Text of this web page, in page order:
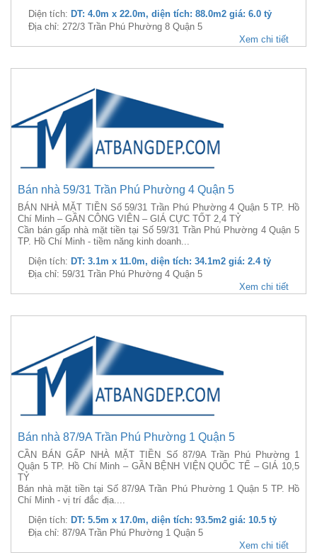
Diện tích: DT: 4.0m x 22.0m, diện tích: 88.0m2 giá: 6.0 tỷ
Địa chỉ: 272/3 Trần Phú Phường 8 Quận 5
Xem chi tiết
Bán nhà 59/31 Trần Phú Phường 4 Quận 5
BÁN NHÀ MẶT TIỀN Số 59/31 Trần Phú Phường 4 Quận 5 TP. Hồ
Chí Minh – GẦN CÔNG VIÊN – GIÁ CỰC TỐT 2,4 TỶ
Cần bán gấp nhà mặt tiền tại Số 59/31 Trần Phú Phường 4 Quận 5
TP. Hồ Chí Minh - tiềm năng kinh doanh...
Diện tích: DT: 3.1m x 11.0m, diện tích: 34.1m2 giá: 2.4 tỷ
Địa chỉ: 59/31 Trần Phú Phường 4 Quận 5
Xem chi tiết
Bán nhà 87/9A Trần Phú Phường 1 Quận 5
CẦN BÁN GẤP NHÀ MẶT TIỀN Số 87/9A Trần Phú Phường 1
Quận 5 TP. Hồ Chí Minh – GẦN BỆNH VIỆN QUỐC TẾ – GIÁ 10,5
TỶ
Bán nhà mặt tiền tại Số 87/9A Trần Phú Phường 1 Quận 5 TP. Hồ
Chí Minh - vị trí đắc địa....
Diện tích: DT: 5.5m x 17.0m, diện tích: 93.5m2 giá: 10.5 tỷ
Địa chỉ: 87/9A Trần Phú Phường 1 Quận 5
Xem chi tiết